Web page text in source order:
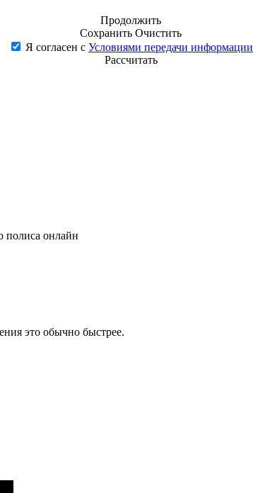
Продолжить
Сохранить Очистить
Я согласен с Условиями передачи информации
Рассчитать
полиса онлайн
это обычно быстрее.